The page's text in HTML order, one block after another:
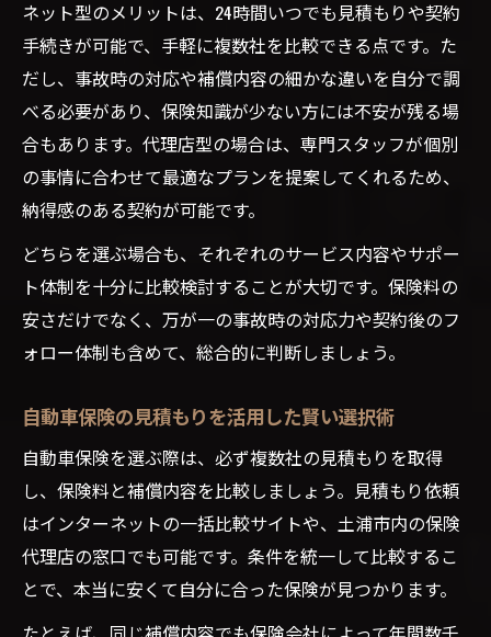
ネット型のメリットは、24時間いつでも見積もりや契約
手続きが可能で、手軽に複数社を比較できる点です。た
だし、事故時の対応や補償内容の細かな違いを自分で調
べる必要があり、保険知識が少ない方には不安が残る場
合もあります。代理店型の場合は、専門スタッフが個別
の事情に合わせて最適なプランを提案してくれるため、
納得感のある契約が可能です。
どちらを選ぶ場合も、それぞれのサービス内容やサポー
ト体制を十分に比較検討することが大切です。保険料の
安さだけでなく、万が一の事故時の対応力や契約後のフ
ォロー体制も含めて、総合的に判断しましょう。
自動車保険の見積もりを活用した賢い選択術
自動車保険を選ぶ際は、必ず複数社の見積もりを取得
し、保険料と補償内容を比較しましょう。見積もり依頼
はインターネットの一括比較サイトや、土浦市内の保険
代理店の窓口でも可能です。条件を統一して比較するこ
とで、本当に安くて自分に合った保険が見つかります。